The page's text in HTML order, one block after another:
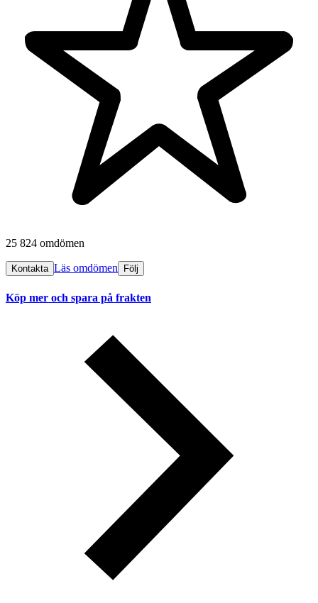
25 824 omdömen
Kontakta Läs omdömen Följ
Köp mer och spara på frakten